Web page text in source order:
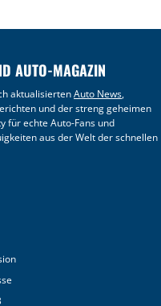
AUTO-MAGAZIN
aktualisiertenAuto News,
und der streng geheimen
für echte Auto-Fans und
aus der Welt der schnellen